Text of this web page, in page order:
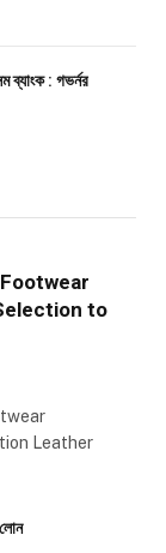
ব্যাংক : গভর্নর
to
Leather
লোন